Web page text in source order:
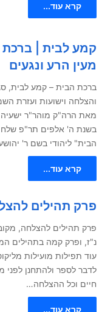
קרא עוד...
קמע לבית |
מעין הרע ונגעים
ברכת הבית – קמע לבית,
והצלחה וישועות ועזרת
מאת הרה"ק מוהר"ר ישעיה
בשנת ה' אלפים תר"פ שלח
הבית" ליהודי בשם ר'
קרא עוד...
פרק תהילים
פרק תהילים להצלחה,
נ"ז, ופרק קמה בתהילים
עוד תפילות מועילות
לדבר לספר ולהתחנן לפני
חיים וכל ההצלחה…
קרא עוד...